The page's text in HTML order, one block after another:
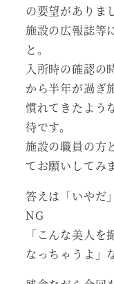
の要望がありま
施設の広報誌等
と。
入所時の確認の
から半年が過ぎ
慣れてきたよう
待です。
施設の職員の方
てお願いしてみ
答えは「いやだ
NG
「こんな美人
なっちゃうよ」